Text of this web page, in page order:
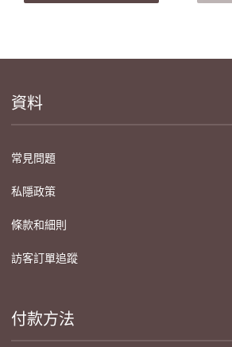
資料
常見問題
私隱政策
條款和細則
訪客訂單追蹤
付款方法